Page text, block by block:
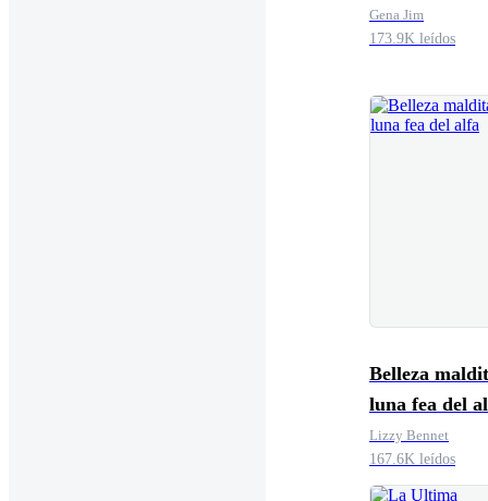
Gena Jim
173.9K leídos
Belleza
luna fea del
Lizzy Bennet
167.6K leídos